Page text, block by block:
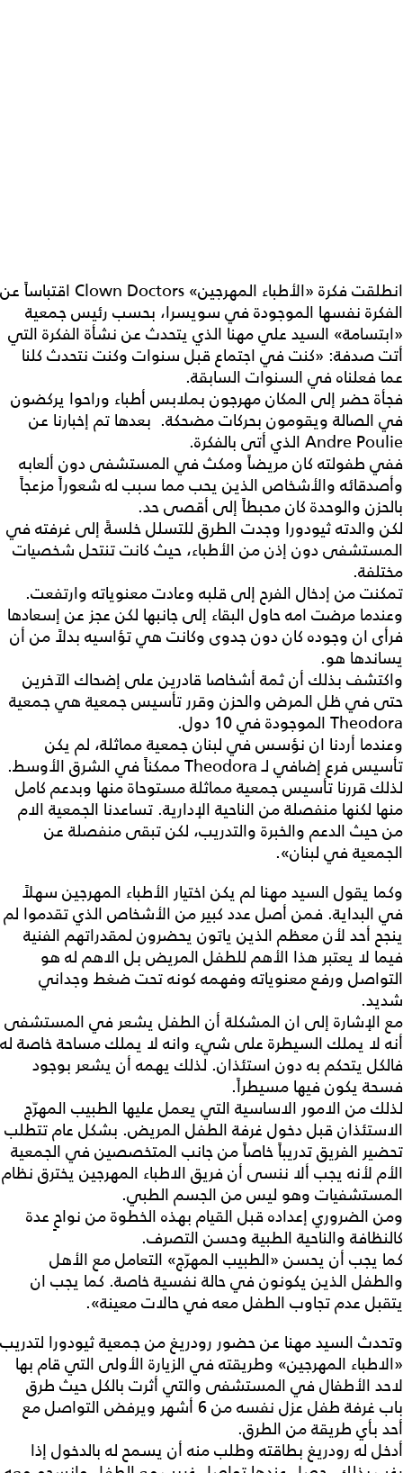
انطلقت فكرة «الأطباء المهرجين» Clown Doctors اقتباساً عن
الفكرة نفسها الموجودة في سويسرا، بحسب رئيس جمعية
«ابتسامة» السيد علي مهنا الذي يتحدث عن نشأة الفكرة التي
أتت صدفة: «كنت في اجتماع قبل سنوات وكنت نتحدث كلنا
عما فعلناه في السنوات السابقة.
فجأة حضر إلى المكان مهرجون بملابس أطباء وراحوا يركضون
في الصالة ويقومون بحركات مضحكة. بعدها تم إخبارنا عن
Andre Poulie الذي أتى بالفكرة.
ففي طفولته كان مريضاً ومكث في المستشفى دون ألعابه
وأصدقائه والأشخاص الذين يحب مما سبب له شعوراً مزعجاً
بالحزن والوحدة كان محبطاً إلى أقصى حد.
لكن والدته ثيودورا وجدت الطرق للتسلل خلسةً إلى غرفته في
المستشفى دون إذن من الأطباء، حيث كانت تنتحل شخصيات
مختلفة.
تمكنت من إدخال الفرح إلى قلبه وعادت معنوياته وارتفعت.
وعندما مرضت امه حاول البقاء إلى جانبها لكن عجز عن إسعادها
فرأى ان وجوده كان دون جدوى وكانت هي تؤاسيه بدلاً من أن
يساندها هو.
واكتشف بذلك أن ثمة أشخاصا قادرين على إضحاك الآخرين
حتى في ظل المرض والحزن وقرر تأسيس جمعية هي جمعية
Theodora الموجودة في 10 دول.
وعندما أردنا ان نؤسس في لبنان جمعية مماثلة، لم يكن
تأسيس فرع إضافي لـ Theodora ممكناً في الشرق الأوسط.
لذلك قررنا تأسيس جمعية مماثلة مستوحاة منها وبدعم كامل
منها لكنها منفصلة من الناحية الإدارية. تساعدنا الجمعية الام
من حيث الدعم والخبرة والتدريب، لكن تبقى منفصلة عن
الجمعية في لبنان».
وكما يقول السيد مهنا لم يكن اختيار الأطباء المهرجين سهلاً
في البداية. فمن أصل عدد كبير من الأشخاص الذي تقدموا لم
ينجح أحد لأن معظم الذين ياتون يحضرون لمقدراتهم الفنية
فيما لا يعتبر هذا الأهم للطفل المريض بل الاهم له هو
التواصل ورفع معنوياته وفهمه كونه تحت ضغط وجداني
شديد.
مع الإشارة إلى ان المشكلة أن الطفل يشعر في المستشفى
أنه لا يملك السيطرة على شيء وانه لا يملك مساحة خاصة له
فالكل يتحكم به دون استئذان. لذلك يهمه أن يشعر بوجود
فسحة يكون فيها مسيطراً.
لذلك من الامور الاساسية التي يعمل عليها الطبيب المهرّج
الاستئذان قبل دخول غرفة الطفل المريض. بشكل عام تتطلب
تحضير الفريق تدريباً خاصاً من جانب المتخصصين في الجمعية
الأم لأنه يجب ألا ننسى أن فريق الاطباء المهرجين يخترق نظام
المستشفيات وهو ليس من الجسم الطبي.
ومن الضروري إعداده قبل القيام بهذه الخطوة من نواحٍ عدة
كالنظافة والناحية الطبية وحسن التصرف.
كما يجب أن يحسن «الطبيب المهرّج» التعامل مع الأهل
والطفل الذين يكونون في حالة نفسية خاصة. كما يجب ان
يتقبل عدم تجاوب الطفل معه في حالات معينة».
وتحدث السيد مهنا عن حضور رودريغ من جمعية ثيودورا لتدريب
«الاطباء المهرجين» وطريقته في الزيارة الأولى التي قام بها
لاحد الأطفال في المستشفى والتي أثرت بالكل حيث طرق
باب غرفة طفل عزل نفسه من 6 أشهر ويرفض التواصل مع
أحد بأي طريقة من الطرق.
أدخل له رودريغ بطاقته وطلب منه أن يسمح له بالدخول إذا